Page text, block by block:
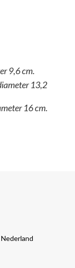
9,6 cm.
13,2
16 cm.